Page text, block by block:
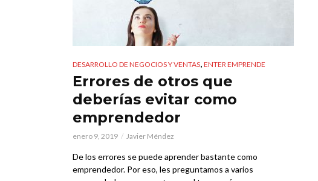
DESARROLLO DE NEGOCIOS Y VENTAS, ENTER EMPRENDE
Errores de otros que
deberías evitar como
emprendedor
enero 9, 2019 Javier Méndez
De los errores se puede aprender bastante como
emprendedor. Por eso, les preguntamos a varios